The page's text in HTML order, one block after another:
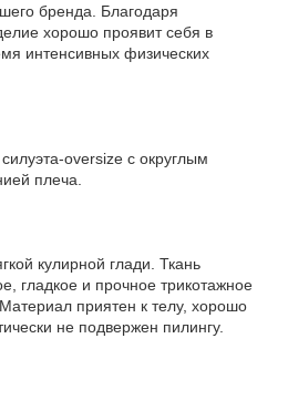
бренда. Благодаря
хорошо проявит себя в
интенсивных физических
oversize с округлым
плеча.
кулирной глади. Ткань
гладкое и прочное трикотажное
приятен к телу, хорошо
не подвержен пилингу.